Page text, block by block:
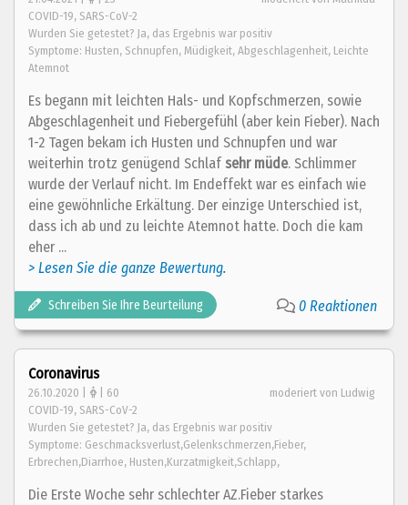
COVID-19, SARS-CoV-2
Wurden Sie getestet? Ja, das Ergebnis war positiv
Symptome: Husten, Schnupfen, Müdigkeit, Abgeschlagenheit, Leichte
Atemnot
Es begann mit leichten Hals- und Kopfschmerzen, sowie
Abgeschlagenheit und Fiebergefühl (aber kein Fieber). Nach
1-2 Tagen bekam ich Husten und Schnupfen und war
weiterhin trotz genügend Schlafsehr müde. Schlimmer
wurde der Verlauf nicht. Im Endeffekt war es einfach wie
eine gewöhnliche Erkältung. Der einzige Unterschied ist,
dass ich ab und zu leichte Atemnot hatte. Doch die kam
eher ...
> Lesen Sie die ganze Bewertung.
Schreiben Sie Ihre Beurteilung 0 Reaktionen
Coronavirus
26.10.2020 | | 60
moderiert von Ludwig
COVID-19, SARS-CoV-2
Wurden Sie getestet? Ja, das Ergebnis war positiv
Symptome: Geschmacksverlust,Gelenkschmerzen,Fieber,
Erbrechen,Diarrhoe, Husten,Kurzatmigkeit,Schlapp,
Die Erste Woche sehr schlechter AZ.Fieber starkes